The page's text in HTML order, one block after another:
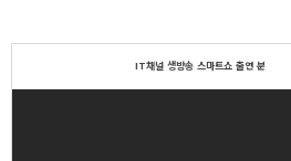
IT채널 생방송 스마트쇼 출연 분